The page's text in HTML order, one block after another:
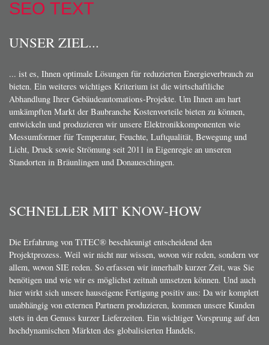
SEO TEXT
UNSER ZIEL...
... ist es, Ihnen optimale Lösungen für reduzierten Energieverbrauch zu
bieten. Ein weiteres wichtiges Kriterium ist die wirtschaftliche
Abhandlung Ihrer Gebäudeautomations-Projekte. Um Ihnen am hart
umkämpften Markt der Baubranche Kostenvorteile bieten zu können,
entwickeln und produzieren wir unsere Elektronikkomponenten wie
Messumformer für Temperatur, Feuchte, Luftqualität, Bewegung und
Licht, Druck sowie Strömung seit 2011 in Eigenregie an unseren
Standorten in Bräunlingen und Donaueschingen.
SCHNELLER MIT KNOW-HOW
Die Erfahrung von TiTEC® beschleunigt entscheidend den
Projektprozess. Weil wir nicht nur wissen, wovon wir reden, sondern vor
allem, wovon SIE reden. So erfassen wir innerhalb kurzer Zeit, was Sie
benötigen und wie wir es möglichst zeitnah umsetzen können. Und auch
hier wirkt sich unsere hauseigene Fertigung positiv aus: Da wir komplett
unabhängig von externen Partnern produzieren, kommen unsere Kunden
stets in den Genuss kurzer Lieferzeiten. Ein wichtiger Vorsprung auf den
hochdynamischen Märkten des globalisierten Handels.